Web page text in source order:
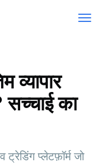
सच्चाई का
प्लेटफ़ॉर्म जो